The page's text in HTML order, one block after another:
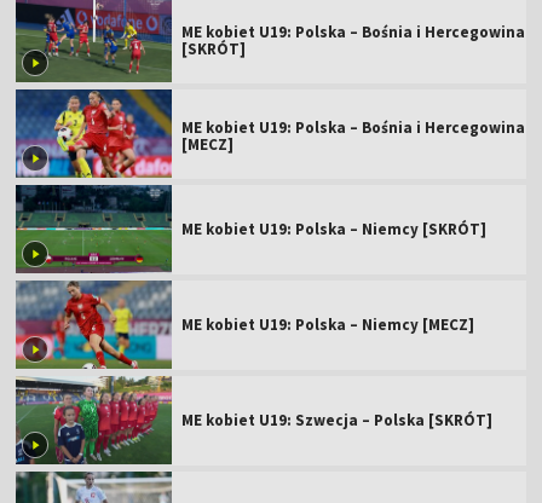
ME kobiet U19: Polska – Bośnia i Hercegowina
[SKRÓT]
ME kobiet U19: Polska – Bośnia i Hercegowina
[MECZ]
ME kobiet U19: Polska – Niemcy [SKRÓT]
ME kobiet U19: Polska – Niemcy [MECZ]
ME kobiet U19: Szwecja – Polska [SKRÓT]